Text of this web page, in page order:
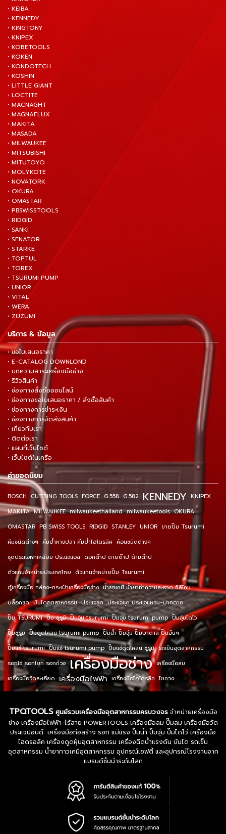
• KEIBA
• KENNEDY
• KINGTONY
• KNIPEX
• KOBETOOLS
• KOKEN
• KONDOTECH
• KOSHIN
• LITTLE GIANT
• LOCTITE
• MACNAGHT
• MAGNAFLUX
• MAKITA
• MASADA
• MILWAUKEE
• MITSUBISHI
• MITUTOYO
• MOLYKOTE
• NOVATORK
• OKURA
• OMASTAR
• PBSWISSTOOLS
• RIDGID
• SANKI
• SENATOR
• STARKE
• TOPTUL
• TOREX
• TSURUMI PUMP
• UNIOR
• VITAL
• WERA
• ZUZUMI
บริการ & ข้อมูล
• ขอใบเสนอราคา
• E-CATALOG DOWNLOND
• บทความสาระเครื่องมือช่าง
• รีวิวสินค้า
• ช่องทางสั่งซื้อออนไลน์
• ช่องทางขอใบเสนอราคา / สั่งซื้อสินค้า
• ช่องทางการชำระเงิน
• ช่องทางการจัดส่งสินค้า
• เกี่ยวกับเรา
• ติดต่อเรา
• แผนที่เว็บไซต์
• เว็บไซต์ในเครือ
คำยอดนิยม
BOSCH CUTTING TOOLS FORCE G.558 G.582 KENNEDY KNIPEX
MAKITA MILWAUKEE milwaukeethailand milwaukeetools OKURA
OMASTAR PB SWISS TOOLS RIDGID STANLEY UNIOR ขายปั๊ม Tsurumi
คีมชนิดต่างๆ คีมย้ำหางปลา คีมย้ำไฮโดรลิค ค้อนชนิดต่างๆ
ชุดประแจหกเหลี่ยม ประแจแอล ดอกต๊าป ดายต๊าป ด้ามต๊าป
ตัวแทนจำหน่ายประเทศไทย ตัวแทนจำหน่ายปั๊ม Tsurumi
ตู้เครื่องมือ กล่อง-กระเป๋าเครื่องมือช่าง น้ำยาเคมี น้ำยาทำความสะอาด ซิลิโคน
บล็อกชุด บันไดอุตสาหกรรม ประแจชุด ประแจชุด ประแจแหวน-ปากตาย
ปั๊ม TSURUMI ปั๊ม ซูรูมิ ปั๊มจุ่ม tsurumi ปั๊มจุ่ม tsurumi pump ปั๊มจุ่มไดโว่
ปั๊มซูรูมิ ปั๊มดูดโคลน tsurumi pump ปั๊มน้ำ ปั๊มจุ่ม ปั๊มบาดาล ปั๊มอื่นๆ
ปั๊มแช่ tsurumi ปั๊มแช่ tsurumi pump ปั๊มแช่ดูดโคลน ซูรูมิ รถเข็นอุตสาหกรรม
รอกโซ่ รอกโยก รอกถ่วง เครื่องมือช่าง เครื่องมือลม
เครื่องมือวัดละเอียด เครื่องมือไฟฟ้า เครื่องมือไฮโดรลิค ไขควง
TPQTOOLS ศูนย์รวมเครื่องมืออุตสาหกรรมครบวงจรจำหน่ายเครื่องมือ
ช่าง เครื่องมือไฟฟ้า-ไร้สาย POWERTOOLS เครื่องมือลม ปั๊มลม เครื่องมือวัด
ประแจปอนด์ เครื่องมือก่อสร้าง รอก แม่แรง ปั๊มน้ำ ปั๊มจุ่ม ปั๊มไดโว่ เครื่องมือ
ไฮดรอลิค เครื่องดูดฝุ่นอุตสาหกรรม เครื่องฉีดน้ำแรงดัน บันได รถเข็น
อุตสาหกรรม น้ำยากาวเคมีอุตสาหกรรม อุปกรณ์เซฟตี้ และอุปกรณ์โรงงานจาก
แบรนด์ชั้นนำระดับโลก